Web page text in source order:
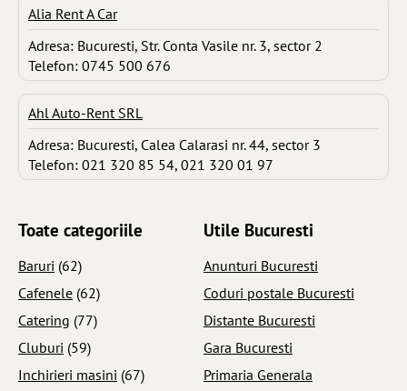
Alia Rent A Car
Adresa: Bucuresti, Str. Conta Vasile nr. 3, sector 2
Telefon: 0745 500 676
Ahl Auto-Rent SRL
Adresa: Bucuresti, Calea Calarasi nr. 44, sector 3
Telefon: 021 320 85 54, 021 320 01 97
Toate categoriile
Baruri (62)
Cafenele (62)
Catering (77)
Cluburi (59)
Inchirieri masini (67)
Utile Bucuresti
Anunturi Bucuresti
Coduri postale Bucuresti
Distante Bucuresti
Gara Bucuresti
Primaria Generala